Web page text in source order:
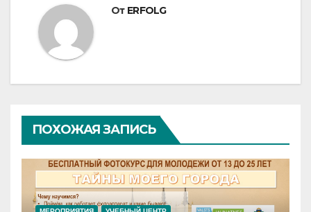
От ERFOLG
ПОХОЖАЯ ЗАПИСЬ